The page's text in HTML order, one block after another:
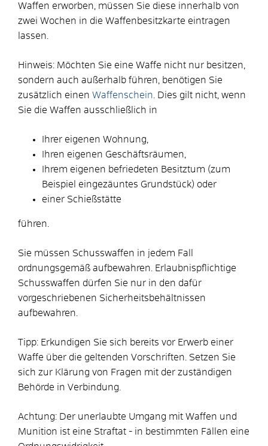
Waffen erworben, müssen Sie diese innerhalb von
zwei Wochen in die Waffenbesitzkarte eintragen
lassen.
Hinweis: Möchten Sie eine Waffe nicht nur besitzen,
sondern auch außerhalb führen, benötigen Sie
zusätzlich einen Waffenschein . Dies gilt nicht, wenn
Sie die Waffen ausschließlich in
Ihrer eigenen Wohnung,
Ihren eigenen Geschäftsräumen,
Ihrem eigenen befriedeten Besitztum (zum
Beispiel eingezäuntes Grundstück) oder
einer Schießstätte
führen.
Sie müssen Schusswaffen in jedem Fall
ordnungsgemäß aufbewahren. Erlaubnispflichtige
Schusswaffen dürfen Sie nur in den dafür
vorgeschriebenen Sicherheitsbehältnissen
aufbewahren.
Tipp: Erkundigen Sie sich bereits vor Erwerb einer
Waffe über die geltenden Vorschriften. Setzen Sie
sich zur Klärung von Fragen mit der zuständigen
Behörde in Verbindung.
Achtung: Der unerlaubte Umgang mit Waffen und
Munition ist eine Straftat - in bestimmten Fällen eine